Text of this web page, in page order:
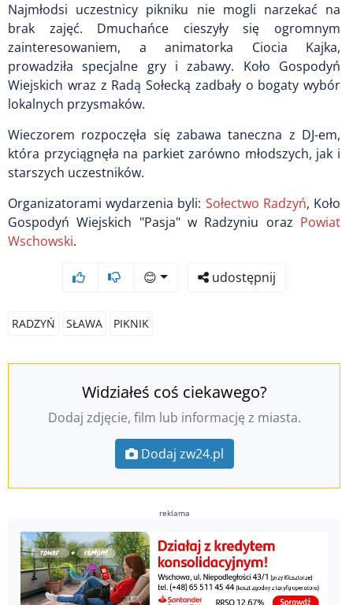
Najmłodsi uczestnicy pikniku nie mogli narzekać na
brak zajęć. Dmuchańce cieszyły się ogromnym
zainteresowaniem, a animatorka Ciocia Kajka,
prowadziła specjalne gry i zabawy. Koło Gospodyń
Wiejskich wraz z Radą Sołecką zadbały o bogaty wybór
lokalnych przysmaków.
Wieczorem rozpoczęła się zabawa taneczna z DJ-em,
która przyciągnęła na parkiet zarówno młodszych, jak i
starszych uczestników.
Organizatorami wydarzenia byli: Sołectwo Radzyń, Koło
Gospodyń Wiejskich "Pasja" w Radzyniu oraz Powiat
Wschowski.
😊 udostępnij
RADZYŃ SŁAWA PIKNIK
Widziałeś coś ciekawego?
Dodaj zdjęcie, film lub informację z miasta.
Dodaj zw24.pl
reklama